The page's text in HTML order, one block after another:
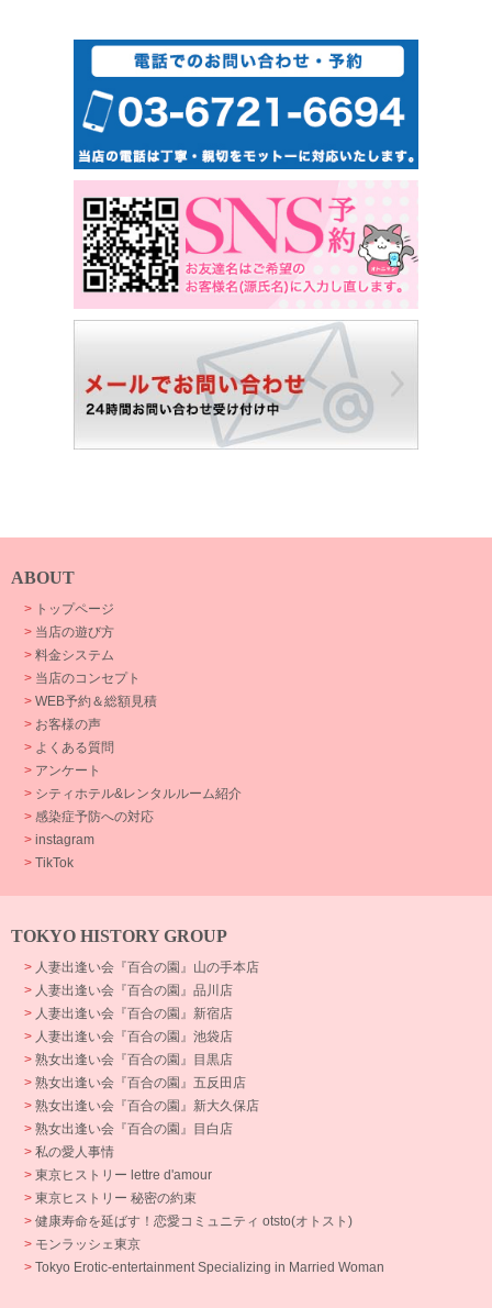
ABOUT
> トップページ
> 当店の遊び方
> 料金システム
> 当店のコンセプト
> WEB予約＆総額見積
> お客様の声
> よくある質問
> アンケート
> シティホテル&レンタルルーム紹介
> 感染症予防への対応
> instagram
> TikTok
TOKYO HISTORY GROUP
> 人妻出逢い会『百合の園』山の手本店
> 人妻出逢い会『百合の園』品川店
> 人妻出逢い会『百合の園』新宿店
> 人妻出逢い会『百合の園』池袋店
> 熟女出逢い会『百合の園』目黒店
> 熟女出逢い会『百合の園』五反田店
> 熟女出逢い会『百合の園』新大久保店
> 熟女出逢い会『百合の園』目白店
> 私の愛人事情
> 東京ヒストリー lettre d'amour
> 東京ヒストリー 秘密の約束
> 健康寿命を延ばす！恋愛コミュニティ otsto(オトスト)
> モンラッシェ東京
> Tokyo Erotic-entertainment Specializing in Married Woman